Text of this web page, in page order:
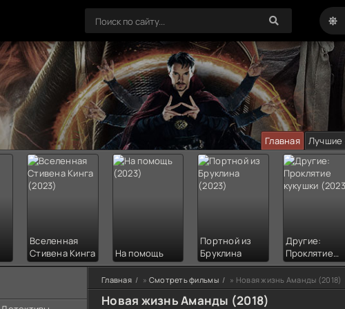
Главная Лучшие
Вселенная
Стивена Кинга
На помощь
Портной из
Бруклина
Другие:
Проклятие
кукушки
Главная » Смотреть фильмы » Новая жизнь Аманды (2018)
Новая жизнь Аманды (2018)